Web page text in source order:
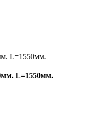
L=1550мм.